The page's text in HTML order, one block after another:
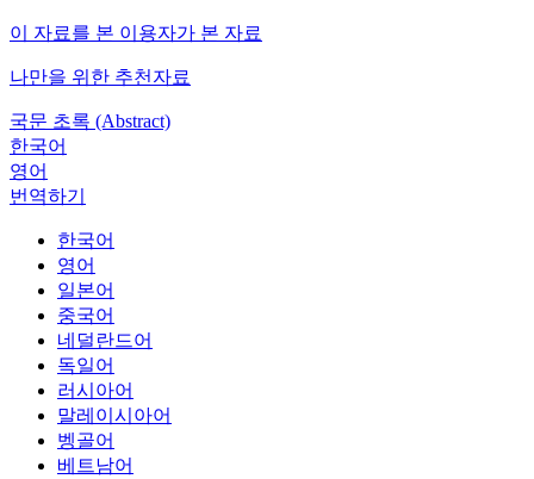
이 자료를 본 이용자가 본 자료
나만을 위한 추천자료
국문 초록 (Abstract)
한국어
영어
번역하기
한국어
영어
일본어
중국어
네덜란드어
독일어
러시아어
말레이시아어
벵골어
베트남어